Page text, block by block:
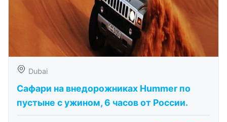
Dubai
Сафари на внедорожниках Hummer по
пустыне с ужином, 6 часов от России.